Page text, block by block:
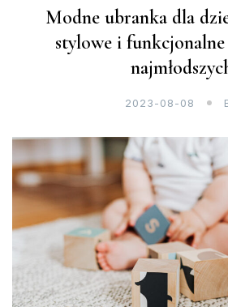
Modne ubranka dla
stylowe i
2023-08-08